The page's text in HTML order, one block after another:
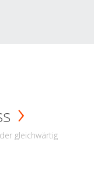
gleichwärtig